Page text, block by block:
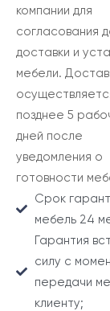
компании для
согласования
доставки и
мебели.
позднее 5
дней после
уведомления о
готовности
Срок
мебель 24
Гарантия
силу с
передачи
клиенту;